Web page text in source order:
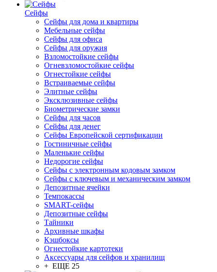
Сейфы
Сейфы для дома и квартиры
Мебельные сейфы
Сейфы для офиса
Сейфы для оружия
Взломостойкие сейфы
Огневзломостойкие сейфы
Огнестойкие сейфы
Встраиваемые сейфы
Элитные сейфы
Эксклюзивные сейфы
Биометрические замки
Сейфы для часов
Сейфы для денег
Сейфы Европейской сертификации
Гостиничные сейфы
Маленькие сейфы
Недорогие сейфы
Сейфы с электронным кодовым замком
Сейфы с ключевым и механическим замком
Депозитные ячейки
Темпокассы
SMART-сейфы
Депозитные сейфы
Тайники
Архивные шкафы
Кэшбоксы
Огнестойкие картотеки
Аксессуары для сейфов и хранилищ
+ ЕЩЕ 25